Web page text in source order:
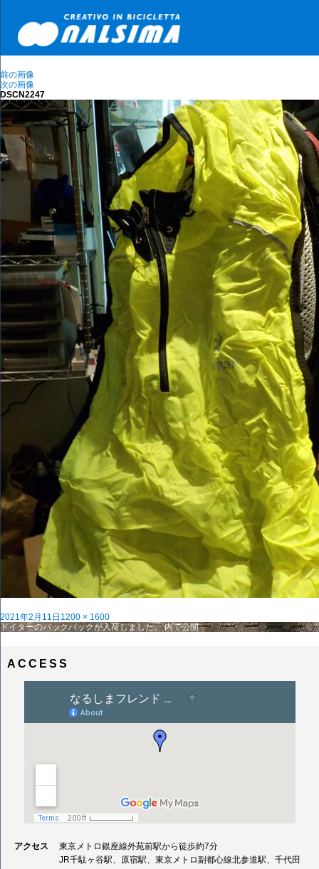
前の画像
次の画像
DSCN2247
投
稿
2021年2月11日 フ
ル
1200 × 1600
投
ゲ
ドイターのバックパックが入荷しました。 内で公開
ACCESS
アクセス
東京メトロ銀座線外苑前駅から徒歩約7分
JR千駄ヶ谷駅、原宿駅、東京メトロ副都心線北参道駅、千代田